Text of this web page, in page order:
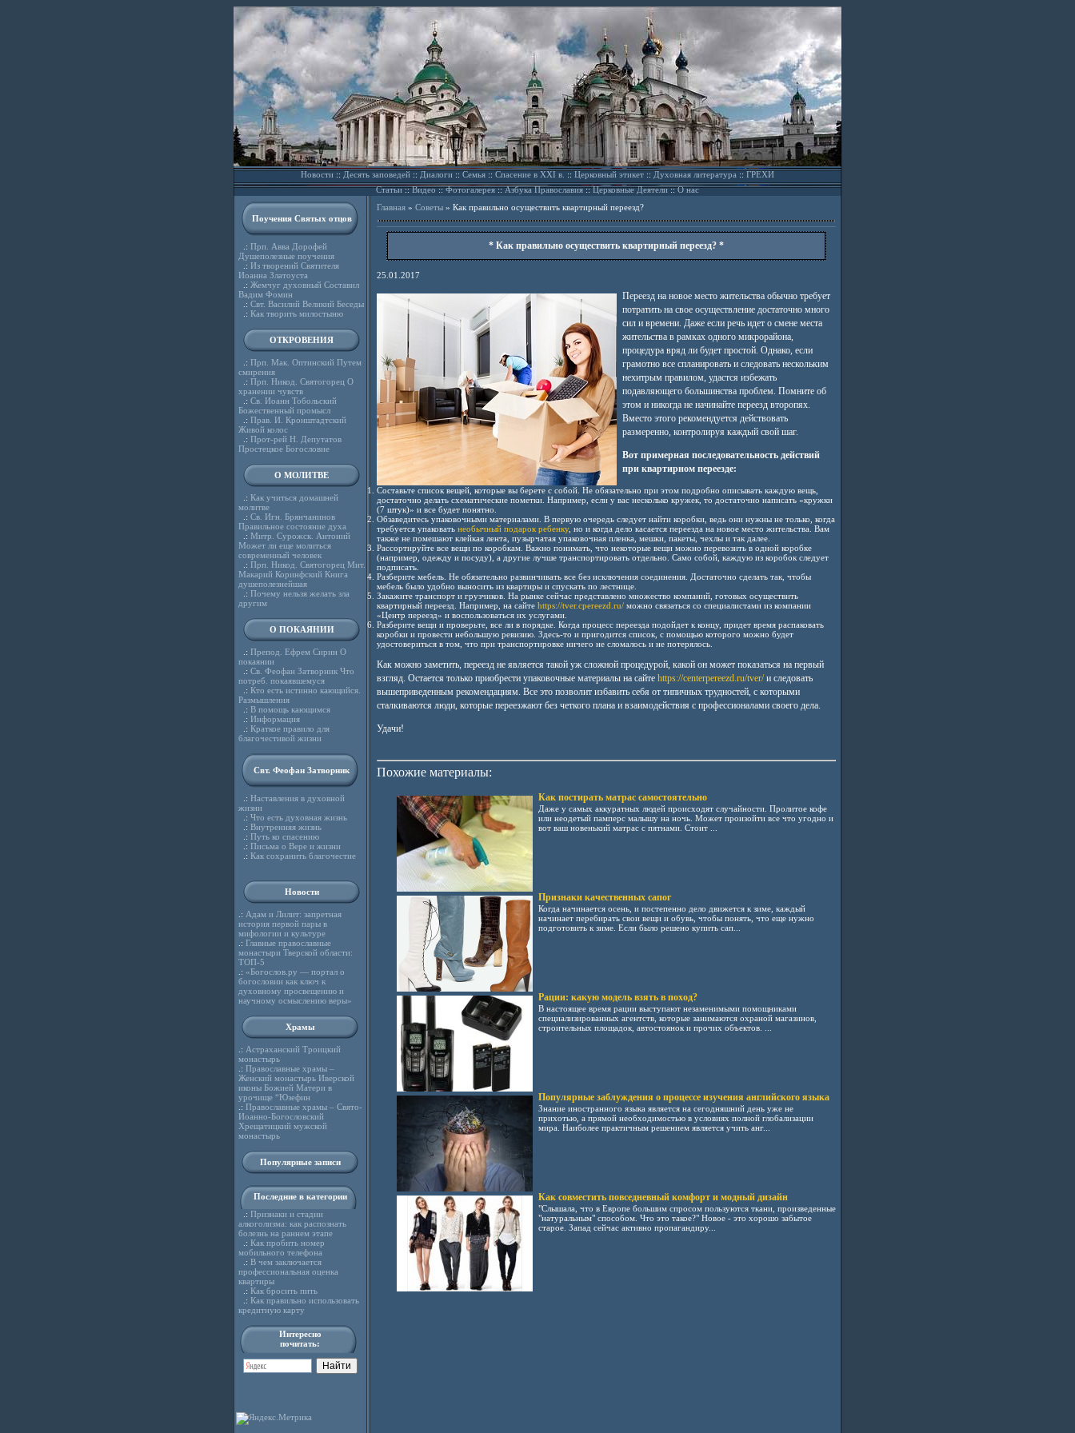
Новости::Десять заповедей::Диалоги::Семья::Спасение в XXI в.::Церковный этикет::Духовная литература::ГРЕХИ
Статьи::Видео ::Фотогалерея::Азбука Православия::Церковные Деятели::О нас
Поучения Святых отцов
.: Прп. Авва Дорофей
Душеполезные поучения
.: Из творений Святителя
Иоанна Златоуста
.: Жемчуг духовный Составил
Вадим Фомин
.: Свт. Василий Великий Беседы
.: Как творить милостыню
ОТКРОВЕНИЯ
.: Прп. Мак. Оптинский Путем
смирения
.: Прп. Никод. Святогорец О
хранении чувств
.: Св. Иоанн Тобольский
Божественный промысл
.: Прав. И. Кронштадтский
Живой колос
.: Прот-рей Н. Депутатов
Простецкое Богословие
О МОЛИТВЕ
.: Как учиться домашней
молитве
.: Св. Игн. Брянчанинов
Правильное состояние духа
.: Митр. Сурожск. Антоний
Может ли еще молиться
современный человек
.: Прп. Никод. Святогорец Мит.
Макарий Коринфский Книга
душеполезнейшая
.: Почему нельзя желать зла
другим
О ПОКАЯНИИ
.: Препод. Ефрем Сирин О
покаянии
.: Св. Феофан Затворник Что
потреб. покаявшемуся
.: Кто есть истинно кающийся.
Размышления
.: В помощь кающимся
.: Информация
.: Краткое правило для
благочестивой жизни
Свт. Феофан Затворник
.: Наставления в духовной
жизни
.: Что есть духовная жизнь
.: Внутренняя жизнь
.: Путь ко спасению
.: Письма о Вере и жизни
.: Как сохранить благочестие
Новости
.: Адам и Лилит: запретная
история первой пары в
мифологии и культуре
.: Главные православные
монастыри Тверской области:
ТОП-5
.: «Богослов.ру — портал о
богословии как ключ к
духовному просвещению и
научному осмыслению веры»
Храмы
.: Астраханский Троицкий
монастырь
.: Православные храмы –
Женский монастырь Иверской
иконы Божией Матери в
урочище “Юзефин
.: Православные храмы – Свято-
Иоанно-Богословский
Хрещатицкий мужской
монастырь
Популярные записи
Последние в категории
.: Признаки и стадии
алкоголизма: как распознать
болезнь на раннем этапе
.: Как пробить номер
мобильного телефона
.: В чем заключается
профессиональная оценка
квартиры
.: Как бросить пить
.: Как правильно использовать
кредитную карту
Интересно
почитать:
Главная» Советы» Как правильно осуществить квартирный переезд?
* Как правильно осуществить квартирный переезд? *
25.01.2017
Переезд на новое место жительства обычно требует
потратить на свое осуществление достаточно много
сил и времени. Даже если речь идет о смене места
жительства в рамках одного микрорайона,
процедура вряд ли будет простой. Однако, если
грамотно все спланировать и следовать нескольким
нехитрым правилом, удастся избежать
подавляющего большинства проблем. Помните об
этом и никогда не начинайте переезд второпях.
Вместо этого рекомендуется действовать
размеренно, контролируя каждый свой шаг.
Вот примерная последовательность действий
при квартирном переезде:
Составьте список вещей, которые вы берете с собой. Не обязательно при этом подробно описывать каждую вещь,
достаточно делать схематические пометки. Например, если у вас несколько кружек, то достаточно написать «кружки
(7 штук)» и все будет понятно.
Обзаведитесь упаковочными материалами. В первую очередь следует найти коробки, ведь они нужны не только, когда
требуется упаковать необычный подарок ребенку, но и когда дело касается переезда на новое место жительства. Вам
также не помешают клейкая лента, пузырчатая упаковочная пленка, мешки, пакеты, чехлы и так далее.
Рассортируйте все вещи по коробкам. Важно понимать, что некоторые вещи можно перевозить в одной коробке
(например, одежду и посуду), а другие лучше транспортировать отдельно. Само собой, каждую из коробок следует
подписать.
Разберите мебель. Не обязательно развинчивать все без исключения соединения. Достаточно сделать так, чтобы
мебель было удобно выносить из квартиры и спускать по лестнице.
Закажите транспорт и грузчиков. На рынке сейчас представлено множество компаний, готовых осуществить
квартирный переезд. Например, на сайте https://tver.cpereezd.ru/можно связаться со специалистами из компании
«Центр переезд» и воспользоваться их услугами.
Разберите вещи и проверьте, все ли в порядке. Когда процесс переезда подойдет к концу, придет время распаковать
коробки и провести небольшую ревизию. Здесь-то и пригодится список, с помощью которого можно будет
удостовериться в том, что при транспортировке ничего не сломалось и не потерялось.
Как можно заметить, переезд не является такой уж сложной процедурой, какой он может показаться на первый
взгляд. Остается только приобрести упаковочные материалы на сайте https://centerpereezd.ru/tver/и следовать
вышеприведенным рекомендациям. Все это позволит избавить себя от типичных трудностей, с которыми
сталкиваются люди, которые переезжают без четкого плана и взаимодействия с профессионалами своего дела.
Удачи!
Похожие материалы:
Как постирать матрас самостоятельно
Даже у самых аккуратных людей происходят случайности. Пролитое кофе
или неодетый памперс малышу на ночь. Может произойти все что угодно и
вот ваш новенький матрас с пятнами. Стоит ...
Признаки качественных сапог
Когда начинается осень, и постепенно дело движется к зиме, каждый
начинает перебирать свои вещи и обувь, чтобы понять, что еще нужно
подготовить к зиме. Если было решено купить сап...
Рации: какую модель взять в поход?
В настоящее время рации выступают незаменимыми помощниками
специализированных агентств, которые занимаются охраной магазинов,
строительных площадок, автостоянок и прочих объектов. ...
Популярные заблуждения о процессе изучения английского языка
Знание иностранного языка является на сегодняшний день уже не
прихотью, а прямой необходимостью в условиях полной глобализации
мира. Наиболее практичным решением является учить анг...
Как совместить повседневный комфорт и модный дизайн
"Слышала, что в Европе большим спросом пользуются ткани, произведенные
"натуральным" способом. Что это такое?" Новое - это хорошо забытое
старое. Запад сейчас активно пропагандиру...